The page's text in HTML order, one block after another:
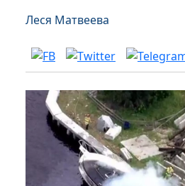
Леся Матвеева